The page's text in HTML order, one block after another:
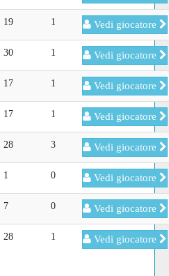
19 1 Vedi giocatore
30 1 Vedi giocatore
17 1 Vedi giocatore
17 1 Vedi giocatore
28 3 Vedi giocatore
1 0 Vedi giocatore
7 0 Vedi giocatore
28 1 Vedi giocatore